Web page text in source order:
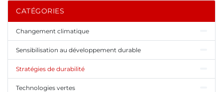
CATÉGORIES
Changement climatique
Sensibilisation au développement durable
Stratégies de durabilité
Technologies vertes